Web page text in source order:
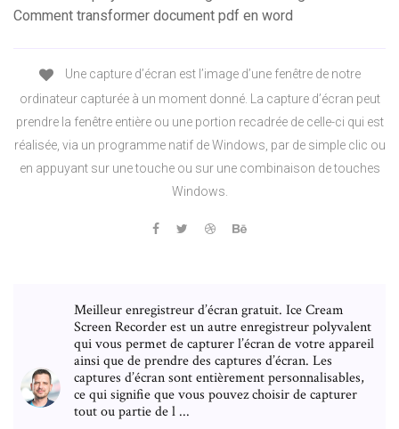
Comment transformer document pdf en word
Une capture d’écran est l’image d’une fenêtre de notre
ordinateur capturée à un moment donné. La capture d’écran peut
prendre la fenêtre entière ou une portion recadrée de celle-ci qui est
réalisée, via un programme natif de Windows, par de simple clic ou
en appuyant sur une touche ou sur une combinaison de touches
Windows.
Meilleur enregistreur d’écran gratuit. Ice Cream
Screen Recorder est un autre enregistreur polyvalent
qui vous permet de capturer l’écran de votre appareil
ainsi que de prendre des captures d’écran. Les
captures d’écran sont entièrement personnalisables,
ce qui signifie que vous pouvez choisir de capturer
tout ou partie de l ...